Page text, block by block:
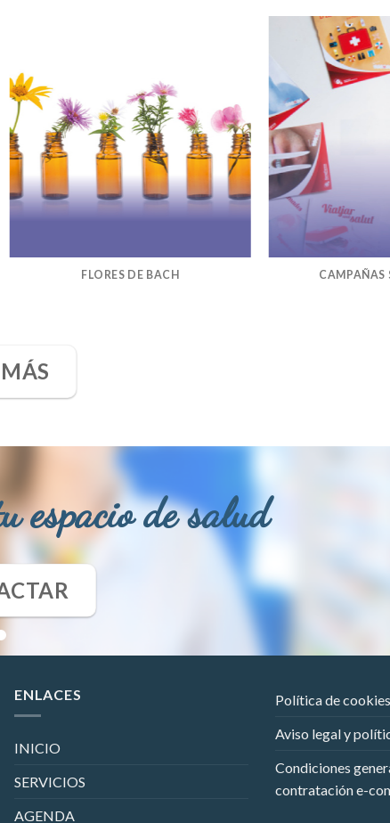
FLORES DE BACH CAMPAÑAS
espacio de salud
ENLACES
INICIO
SERVICIOS
AGENDA
Política de cookies
Aviso legal y
Condiciones
contratación e-